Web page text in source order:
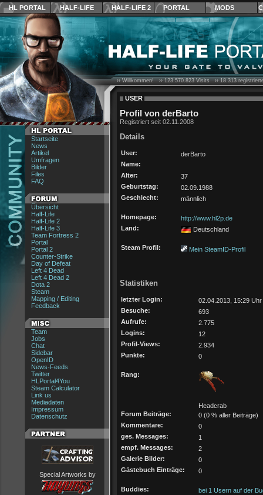
HL PORTAL HALF-LIFE HALF-LIFE 2 PORTAL MODS
Startseite
News
Artikel
Umfragen
Bilder
Files
FAQ
Übersicht
Half-Life
Half-Life 2
Half-Life 3
Team Fortress 2
Portal
Portal 2
Counter-Strike
Day of Defeat
Left 4 Dead
Left 4 Dead 2
Dota 2
Steam
Mapping / Editing
Feedback
Team
Jobs
Chat
Sidebar
OpenID
News-Feeds
Twitter
HLPortal4You
Steam Calculator
Link us
Mediadaten
Impressum
Datenschutz
Special Artworks by
›› Willkommen! ››123.570.823Visits ››18.313
USER
Profil von derBarto
Registriert seit 02.11.2008
Details
User:
derBarto
Name:
Alter:
37
Geburtstag:
02.09.1988
Geschlecht:
männlich
Homepage:
http://www.hl2p.de
Land:
Deutschland
Steam Profil: Mein SteamID-Profil
Statistiken
letzter Login:
02.04.2013, 15:29 Uhr
Besuche:
693
Aufrufe:
2.775
Logins:
12
Profil-Views:
2.934
Punkte:
0
Rang:
Headcrab
Forum Beiträge:
0 (0 % aller Beiträge)
Kommentare:
0
ges. Messages:
1
empf. Messages:
2
Galerie Bilder:
0
Gästebuch Einträge:
0
Buddies:
bei 1 Usern auf der